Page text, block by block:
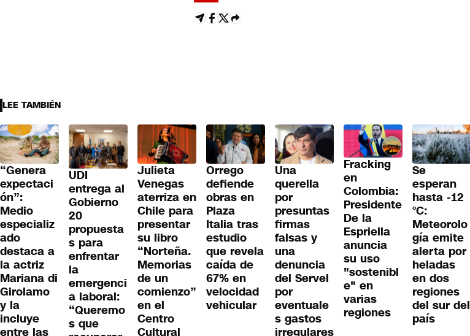
LEE TAMBIÉN
“Genera
expectaci
ón”:
Medio
especializ
ado
destaca a
la actriz
Mariana di
Girolamo
y la
incluye
entre las
UDI
entrega al
Gobierno
20
propuesta
s para
enfrentar
la
emergenci
a laboral:
“Queremo
s que
Julieta
Venegas
aterriza en
Chile para
presentar
su libro
“Norteña.
Memorias
de un
comienzo”
en el
Centro
Cultural
Orrego
defiende
obras en
Plaza
Italia tras
estudio
que revela
caída de
67% en
velocidad
vehicular
Una
querella
por
presuntas
firmas
falsas y
una
denuncia
del Servel
por
eventuale
s gastos
irregulares
Fracking
en
Colombia:
Presidente
De la
Espriella
anuncia
su uso
"sostenibl
e" en
varias
regiones
Se
esperan
hasta -12
°C:
Meteorolo
gía emite
alerta por
heladas
en dos
regiones
del sur del
país